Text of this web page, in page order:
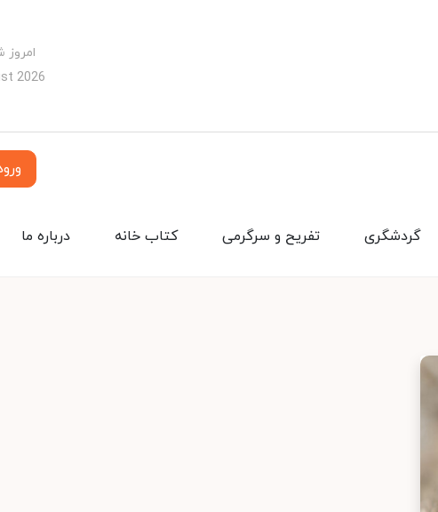
امروز شنبه 17
2026
درباره ما کتاب خانه تفریح و سرگرمی گردشگری